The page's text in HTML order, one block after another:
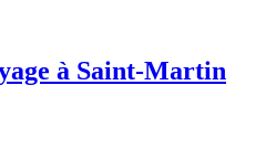
à Saint-Martin